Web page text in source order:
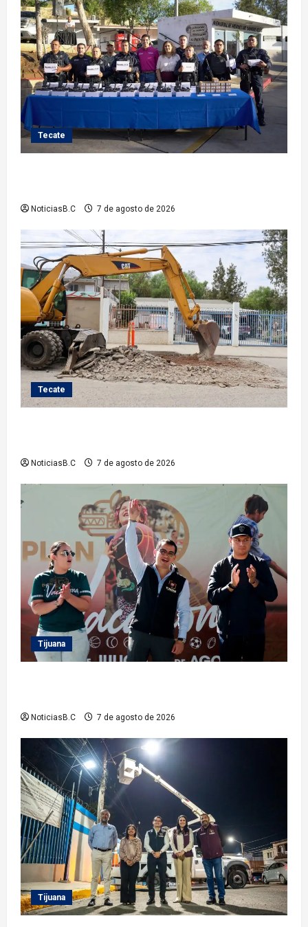
Tecate
NoticiasB.C 7 de agosto de 2026
Tecate
NoticiasB.C 7 de agosto de 2026
Tijuana
NoticiasB.C 7 de agosto de 2026
Tijuana